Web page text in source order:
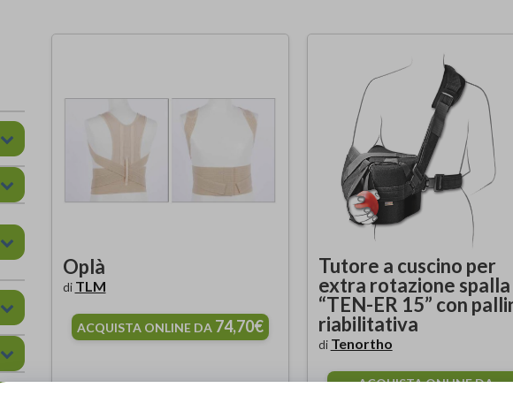
Oplà
di TLM
ACQUISTA ONLINE DA 74,70€
Tutore a cuscino per
extra rotazione spalla
“TEN-ER 15” con
riabilitativa
di Tenortho
ACQUISTA ONLINE DA